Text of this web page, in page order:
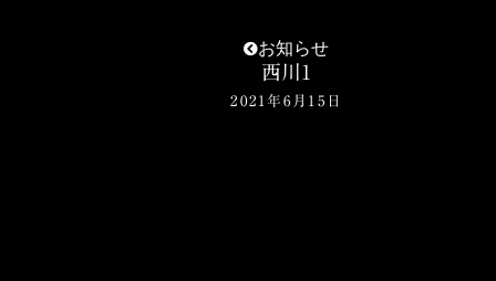
お知らせ
西川1
2021年6月15日